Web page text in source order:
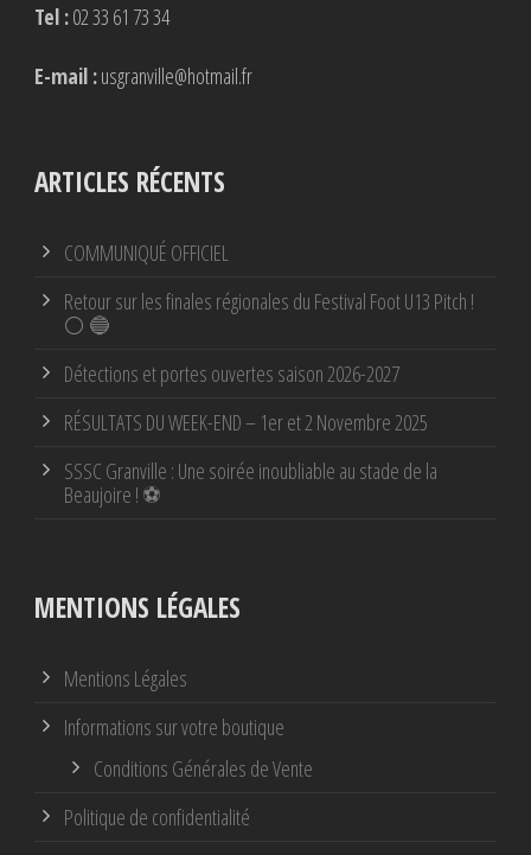
Tel :02 33 61 73 34
E-mail :usgranville@hotmail.fr
ARTICLES RÉCENTS
COMMUNIQUÉ OFFICIEL
Retour sur les finales régionales du Festival Foot U13 Pitch !
⚪ 🔵
Détections et portes ouvertes saison 2026-2027
RÉSULTATS DU WEEK-END – 1er et 2 Novembre 2025
SSSC Granville : Une soirée inoubliable au stade de la
Beaujoire ! ⚽
MENTIONS LÉGALES
Mentions Légales
Informations sur votre boutique
Conditions Générales de Vente
Politique de confidentialité